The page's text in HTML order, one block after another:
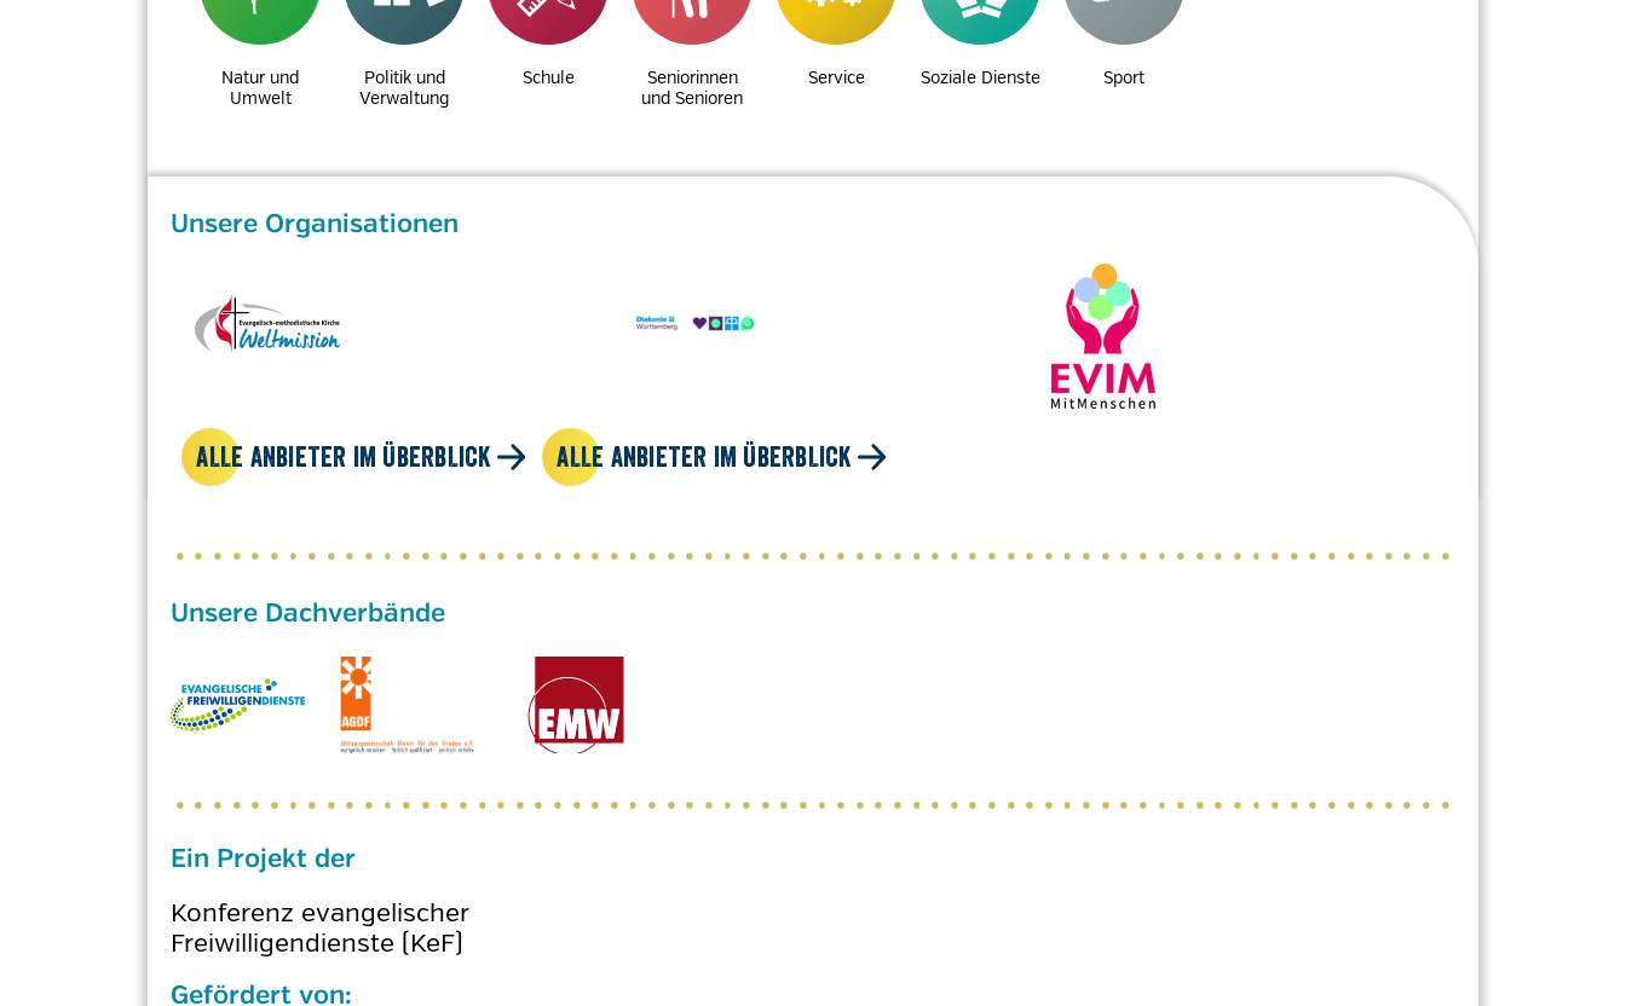
Natur und
Umwelt
Politik und
Verwaltung
Schule
Seniorinnen
und Senioren
Service Soziale Dienste Sport
Unsere Organisationen
ALLE ANBIETER IM ÜBERBLICK ALLE ANBIETER IM ÜBERBLICK
Ein Projekt der
Konferenz evangelischer
Freiwilligendienste (KeF)
Gefördert von: